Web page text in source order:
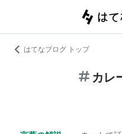
はてなブログ トップ
カレ